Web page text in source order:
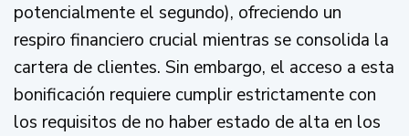
potencialmente el segundo), ofreciendo un
respiro financiero crucial mientras se consolida la
cartera de clientes. Sin embargo, el acceso a esta
bonificación requiere cumplir estrictamente con
los requisitos de no haber estado de alta en los